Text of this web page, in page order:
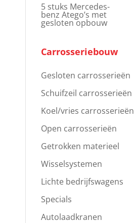
5 stuks Mercedes-
benz Atego’s met
gesloten opbouw
Carrosseriebouw
Gesloten carrosserieën
Schuifzeil carrosserieën
Koel/vries carrosserieën
Open carrosserieën
Getrokken materieel
Wisselsystemen
Lichte bedrijfswagens
Specials
Autolaadkranen